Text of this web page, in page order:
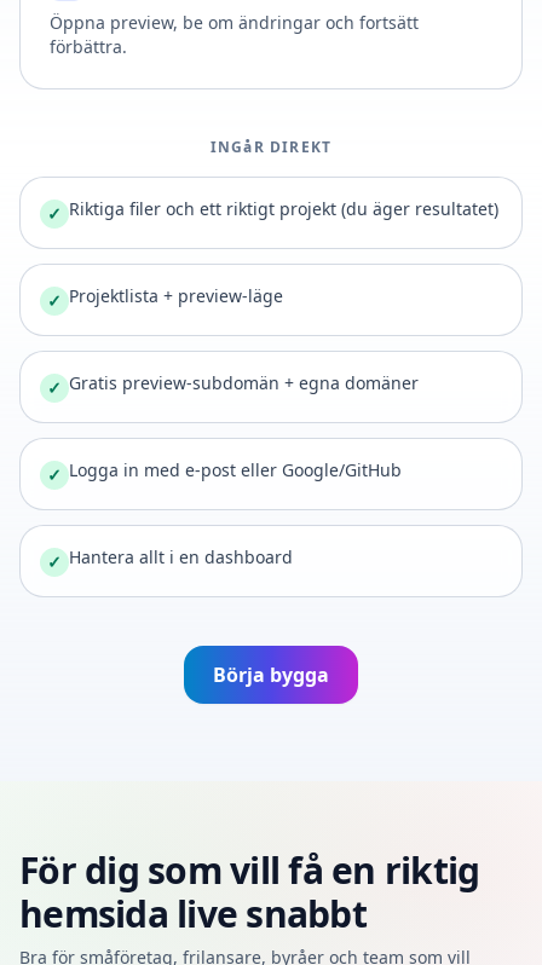
Öppna preview, be om ändringar och fortsätt
förbättra.
INGåR DIREKT
✓ Riktiga filer och ett riktigt projekt (du äger resultatet)
✓ Projektlista + preview-läge
✓ Gratis preview-subdomän + egna domäner
✓ Logga in med e-post eller Google/GitHub
✓ Hantera allt i en dashboard
Börja bygga
För dig som vill få en riktig
hemsida live snabbt
Bra för småföretag, frilansare, byråer och team som vill